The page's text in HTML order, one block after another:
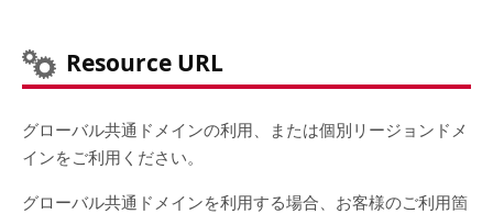
Resource URL
グローバル共通ドメインの利用、または個別リージョンドメ
インをご利用ください。
グローバル共通ドメインを利用する場合、お客様のご利用箇